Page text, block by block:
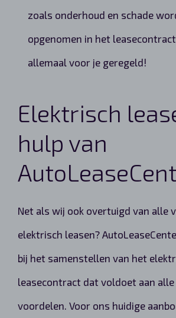
zoals onderhoud en schade
opgenomen in het
allemaal voor je geregeld!
Elektrisch
hulp van
Net als wij ook overtuigd van alle
elektrisch leasen?
bij het samenstellen van het
leasecontract dat voldoet aan alle
voordelen. Voor ons huidige